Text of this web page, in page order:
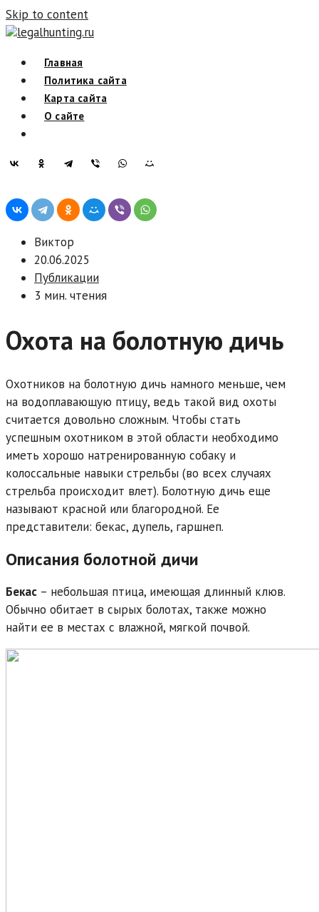
Skip to content
legalhunting.ru
Главная
Политика сайта
Карта сайта
О сайте
Виктор
20.06.2025
Публикации
3 мин. чтения
Охота на болотную дичь
Охотников на болотную дичь намного меньше, чем
на водоплавающую птицу, ведь такой вид охоты
считается довольно сложным. Чтобы стать
успешным охотником в этой области необходимо
иметь хорошо натренированную собаку и
колоссальные навыки стрельбы (во всех случаях
стрельба происходит влет). Болотную дичь еще
называют красной или благородной. Ее
представители: бекас, дупель, гаршнеп.
Описания болотной дичи
Бекас – небольшая птица, имеющая длинный клюв.
Обычно обитает в сырых болотах, также можно
найти ее в местах с влажной, мягкой почвой.